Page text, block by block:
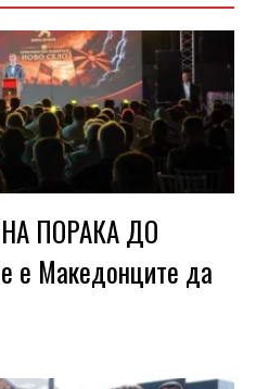
ПОРАКА ДО
е Македонците да